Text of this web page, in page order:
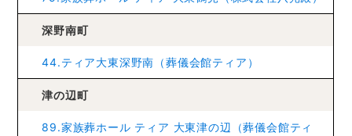
深野南町
44.ティア大東深野南（葬儀会館ティア）
津の辺町
89.家族葬ホール ティア 大東津の辺（葬儀会館ティ